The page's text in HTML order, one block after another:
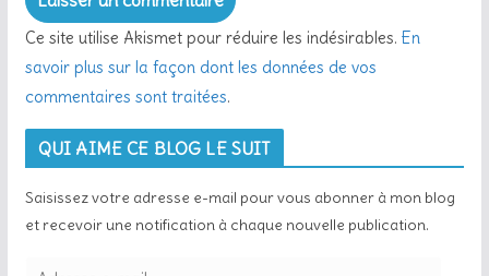
Ce site utilise Akismet pour réduire les indésirables. En
savoir plus sur la façon dont les données de vos
commentaires sont traitées.
QUI AIME CE BLOG LE SUIT
Saisissez votre adresse e-mail pour vous abonner à mon blog
et recevoir une notification à chaque nouvelle publication.